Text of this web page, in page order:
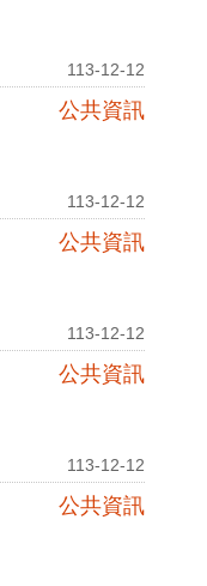
113-12-12
公共資訊
113-12-12
公共資訊
113-12-12
公共資訊
113-12-12
公共資訊